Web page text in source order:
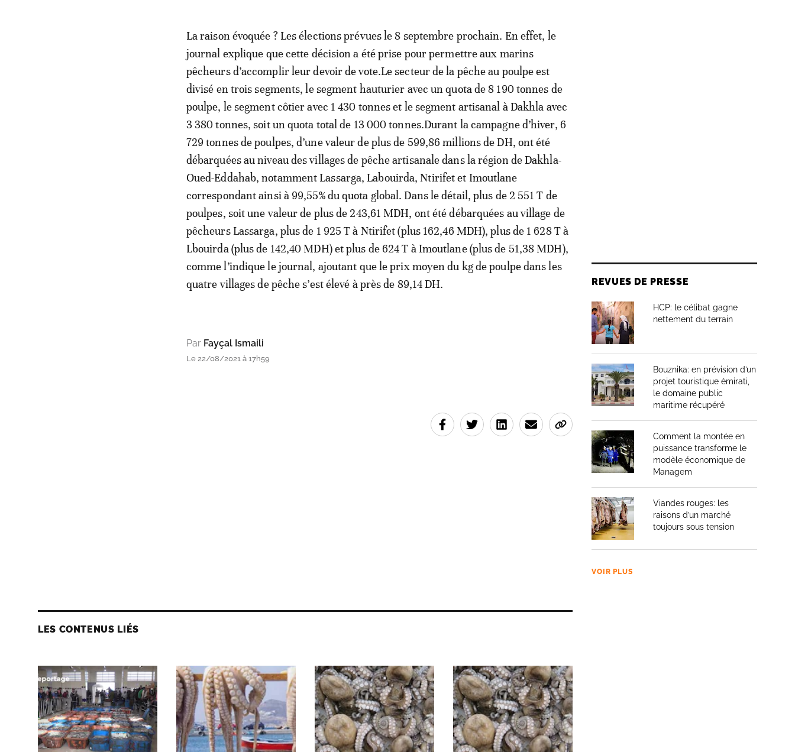
La raison évoquée ? Les élections prévues le 8 septembre prochain. En effet, le
journal explique que cette décision a été prise pour permettre aux marins
pêcheurs d’accomplir leur devoir de vote.Le secteur de la pêche au poulpe est
divisé en trois segments, le segment hauturier avec un quota de 8 190 tonnes de
poulpe, le segment côtier avec 1 430 tonnes et le segment artisanal à Dakhla avec
3 380 tonnes, soit un quota total de 13 000 tonnes.Durant la campagne d’hiver, 6
729 tonnes de poulpes, d’une valeur de plus de 599,86 millions de DH, ont été
débarquées au niveau des villages de pêche artisanale dans la région de Dakhla-
Oued-Eddahab, notamment Lassarga, Labouirda, Ntirifet et Imoutlane
correspondant ainsi à 99,55% du quota global. Dans le détail, plus de 2 551 T de
poulpes, soit une valeur de plus de 243,61 MDH, ont été débarquées au village de
pêcheurs Lassarga, plus de 1 925 T à Ntirifet (plus 162,46 MDH), plus de 1 628 T à
Lbouirda (plus de 142,40 MDH) et plus de 624 T à Imoutlane (plus de 51,38 MDH),
comme l’indique le journal, ajoutant que le prix moyen du kg de poulpe dans les
quatre villages de pêche s’est élevé à près de 89,14 DH.
Par Fayçal Ismaili
Le 22/08/2021 à 17h59
LES CONTENUS LIÉS
REVUES DE PRESSE
HCP: le célibat gagne
nettement du terrain
Bouznika: en prévision d’un
projet touristique émirati,
le domaine public
maritime récupéré
Comment la montée en
puissance transforme le
modèle économique de
Managem
Viandes rouges: les
raisons d’un marché
toujours sous tension
VOIR PLUS